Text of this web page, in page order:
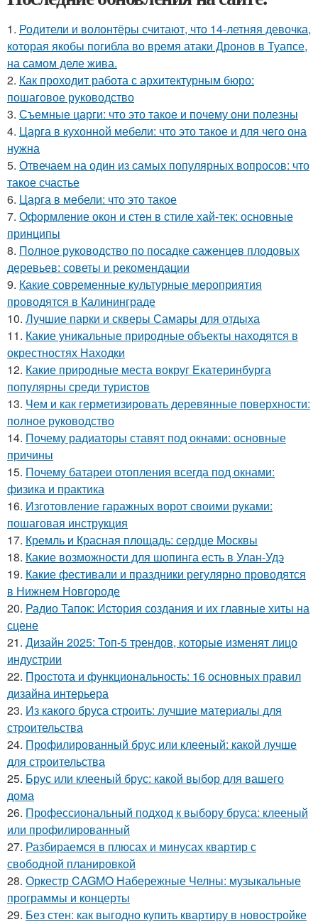
1. Родители и волонтёры считают, что 14-летняя девочка,
которая якобы погибла во время атаки Дронов в Туапсе,
на самом деле жива.
2. Как проходит работа с архитектурным бюро:
пошаговое руководство
3. Съемные царги: что это такое и почему они полезны
4. Царга в кухонной мебели: что это такое и для чего она
нужна
5. Отвечаем на один из самых популярных вопросов: что
такое счастье
6. Царга в мебели: что это такое
7. Оформление окон и стен в стиле хай-тек: основные
принципы
8. Полное руководство по посадке саженцев плодовых
деревьев: советы и рекомендации
9. Какие современные культурные мероприятия
проводятся в Калининграде
10. Лучшие парки и скверы Самары для отдыха
11. Какие уникальные природные объекты находятся в
окрестностях Находки
12. Какие природные места вокруг Екатеринбурга
популярны среди туристов
13. Чем и как герметизировать деревянные поверхности:
полное руководство
14. Почему радиаторы ставят под окнами: основные
причины
15. Почему батареи отопления всегда под окнами:
физика и практика
16. Изготовление гаражных ворот своими руками:
пошаговая инструкция
17. Кремль и Красная площадь: сердце Москвы
18. Какие возможности для шопинга есть в Улан-Удэ
19. Какие фестивали и праздники регулярно проводятся
в Нижнем Новгороде
20. Радио Тапок: История создания и их главные хиты на
сцене
21. Дизайн 2025: Топ-5 трендов, которые изменят лицо
индустрии
22. Простота и функциональность: 16 основных правил
дизайна интерьера
23. Из какого бруса строить: лучшие материалы для
строительства
24. Профилированный брус или клееный: какой лучше
для строительства
25. Брус или клееный брус: какой выбор для вашего
дома
26. Профессиональный подход к выбору бруса: клееный
или профилированный
27. Разбираемся в плюсах и минусах квартир с
свободной планировкой
28. Оркестр CAGMO Набережные Челны: музыкальные
программы и концерты
29. Без стен: как выгодно купить квартиру в новостройке